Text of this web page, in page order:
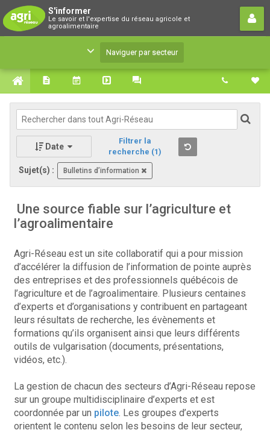
S'informer
Le savoir et l'expertise du réseau agricole et
agroalimentaire
Le savoir et l'expertise du réseau agricole et
agroalimentaire
Naviguer par secteur
Date
Filtrer la
recherche (1)
Sujet(s) : Bulletins d’information
Une source fiable sur l’agriculture et
l’agroalimentaire
Agri-Réseau est un site collaboratif qui a pour mission
d’accélérer la diffusion de l’information de pointe auprès
des entreprises et des professionnels québécois de
l’agriculture et de l’agroalimentaire. Plusieurs centaines
d’experts et d’organisations y contribuent en partageant
leurs résultats de recherche, les évènements et
formations qu’ils organisent ainsi que leurs différents
outils de vulgarisation (documents, présentations,
vidéos, etc.).
La gestion de chacun des secteurs d’Agri-Réseau repose
sur un groupe multidisciplinaire d’experts et est
coordonnée par un pilote. Les groupes d’experts
orientent le contenu selon les besoins de leur secteur,